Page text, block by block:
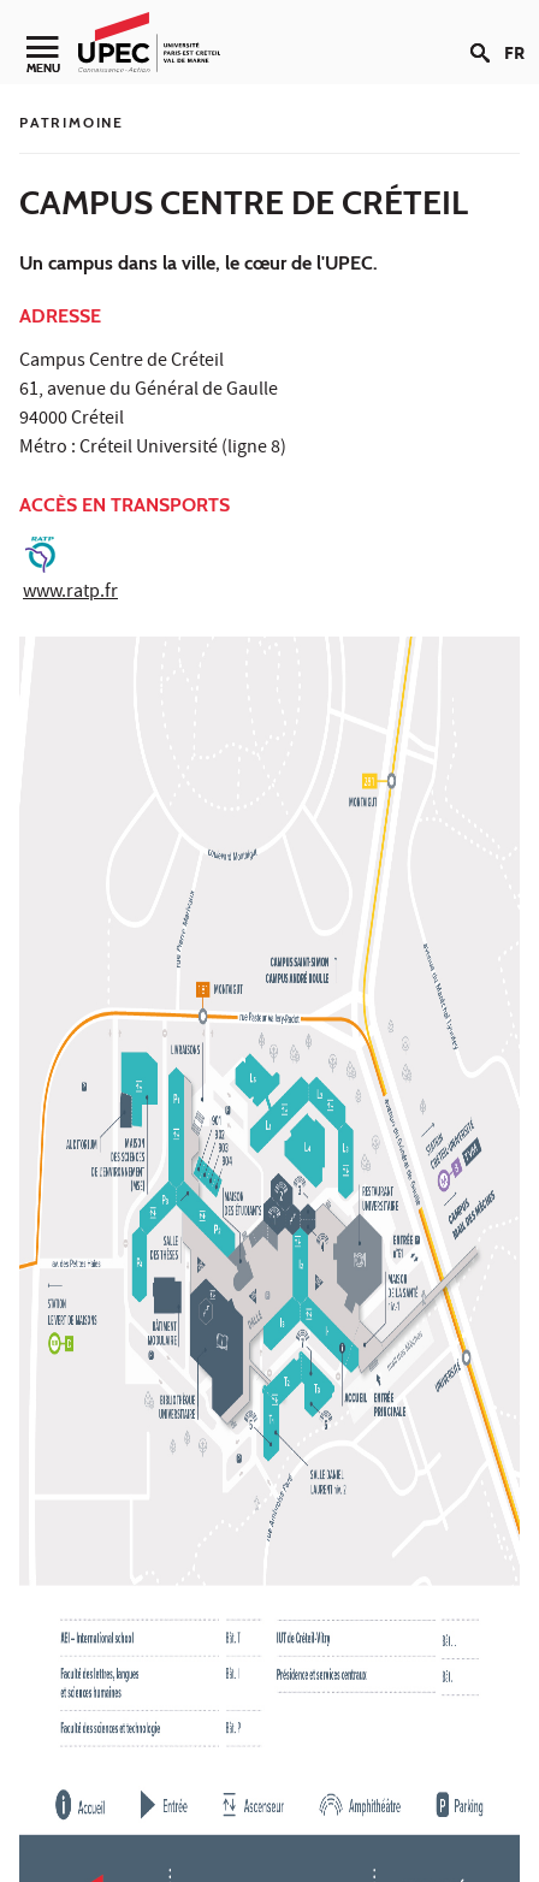
Aller au contenu
MENU FR
PATRIMOINE
CAMPUS CENTRE DE CRÉTEIL
Un campus dans la ville, le cœur de l'UPEC.
ADRESSE
Campus Centre de Créteil
61, avenue du Général de Gaulle
94000 Créteil
Métro : Créteil Université (ligne 8)
ACCÈS EN TRANSPORTS
www.ratp.fr